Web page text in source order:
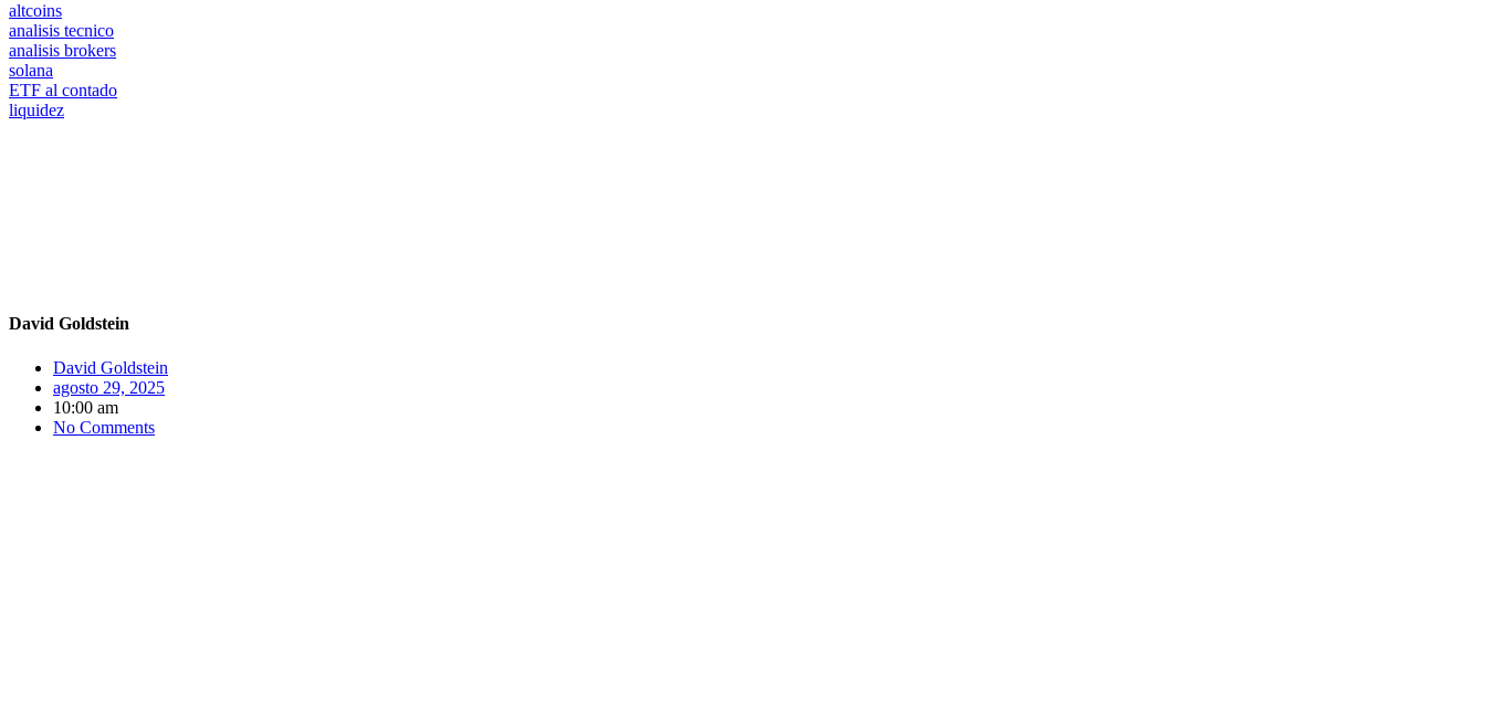
altcoins
analisis tecnico
analisis brokers
solana
ETF al contado
liquidez
David Goldstein
David Goldstein
agosto 29, 2025
10:00 am
No Comments